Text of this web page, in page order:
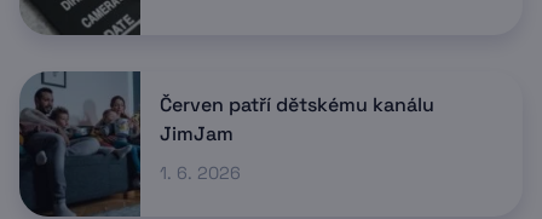
Červen patří dětskému kanálu
JimJam
1. 6. 2026